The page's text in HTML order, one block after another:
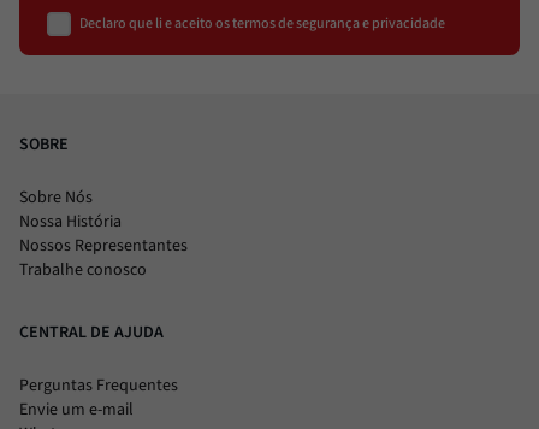
Declaro que li e aceito os termos de segurança e privacidade
SOBRE
Sobre Nós
Nossa História
Nossos Representantes
Trabalhe conosco
CENTRAL DE AJUDA
Perguntas Frequentes
Envie um e-mail